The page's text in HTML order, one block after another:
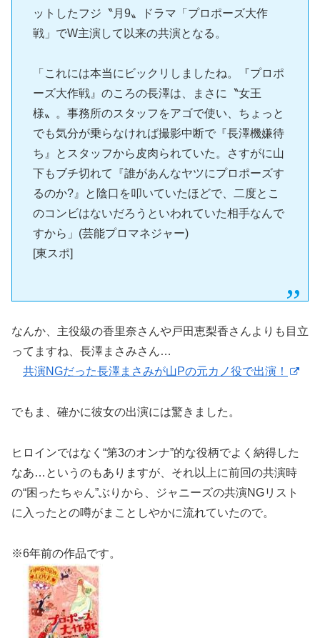
ットしたフジ〝月9〟ドラマ「プロポーズ大作
戦」でW主演して以来の共演となる。
「これには本当にビックリしましたね。『プロポ
ーズ大作戦』のころの長澤は、まさに〝女王
様〟。事務所のスタッフをアゴで使い、ちょっと
でも気分が乗らなければ撮影中断で『長澤機嫌待
ち』とスタッフから皮肉られていた。さすがに山
下もブチ切れて『誰があんなヤツにプロポーズす
るのか?』と陰口を叩いていたほどで、二度とこ
のコンビはないだろうといわれていた相手なんで
すから」(芸能プロマネジャー)
[東スポ]
なんか、主役級の香里奈さんや戸田恵梨香さんよりも目立
ってますね、長澤まさみさん…
共演NGだった長澤まさみが山Pの元カノ役で出演！
でもま、確かに彼女の出演には驚きました。
ヒロインではなく“第3のオンナ”的な役柄でよく納得した
なあ…というのもありますが、それ以上に前回の共演時
の“困ったちゃん”ぶりから、ジャニーズの共演NGリスト
に入ったとの噂がまことしやかに流れていたので。
※6年前の作品です。